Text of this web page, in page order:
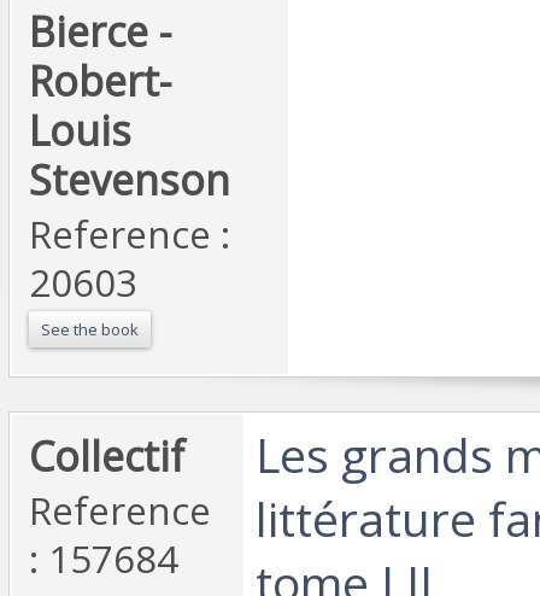
Bierce -
Robert-
Louis
Stevenson‎
Reference :
20603
See the book
‎Collectif‎
Reference
: 157684
‎Les grands
littérature
tome I II‎